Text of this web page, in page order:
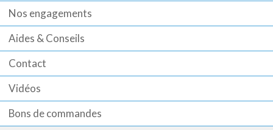
Nos engagements
Aides & Conseils
Contact
Vidéos
Bons de commandes